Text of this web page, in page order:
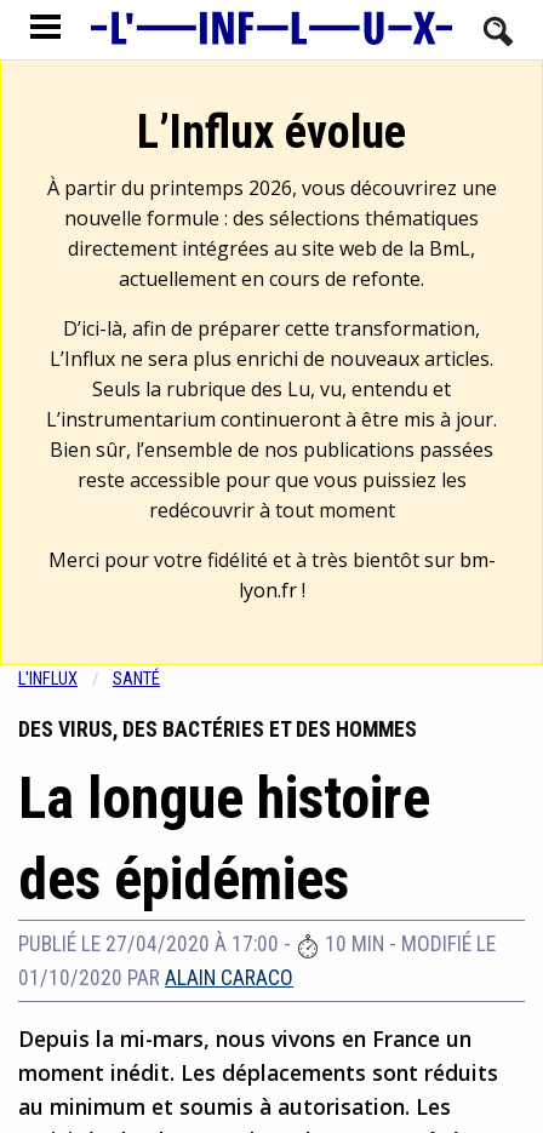
L’Influx évolue
À partir du printemps 2026, vous découvrirez une
nouvelle formule : des sélections thématiques
directement intégrées au site web de la BmL,
actuellement en cours de refonte.
D’ici-là, afin de préparer cette transformation,
L’Influx ne sera plus enrichi de nouveaux articles.
Seuls la rubrique des Lu, vu, entendu et
L’instrumentarium continueront à être mis à jour.
Bien sûr, l’ensemble de nos publications passées
reste accessible pour que vous puissiez les
redécouvrir à tout moment
Merci pour votre fidélité et à très bientôt sur bm-
lyon.fr!
L'INFLUX SANTÉ
DES VIRUS, DES BACTÉRIES ET DES HOMMES
La longue histoire
des épidémies
PUBLIÉ LE 27/04/2020 À 17:00 - 10 MIN - MODIFIÉ LE
01/10/2020 PAR ALAIN CARACO
Depuis la mi-mars, nous vivons en France un
moment inédit. Les déplacements sont réduits
au minimum et soumis à autorisation. Les